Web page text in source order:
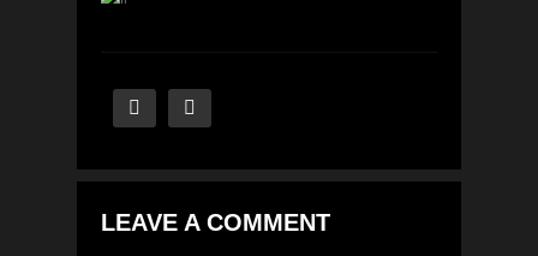
LEAVE A COMMENT